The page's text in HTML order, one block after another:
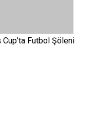
Cup’ta Futbol Şöleni